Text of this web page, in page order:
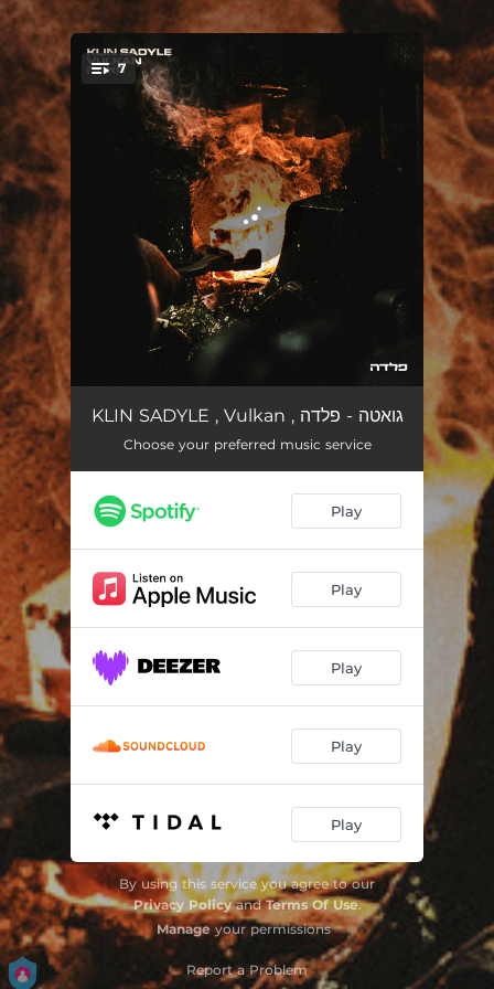
You're all set!
7
חישול 01:16
זכרונות 04:07
רוסי שיכור/קטע מעבר 00:28
מעשים
כמה דברים לומר 02:33
תקליט ישן
KLIN SADYLE , Vulkan , גואטה - פלדה
Choose your preferred music service
Play
Play
Play
Play
Play
By using this service you agree to our
Privacy PolicyandTerms Of Use.
Manageyour permissions
Report a Problem
.